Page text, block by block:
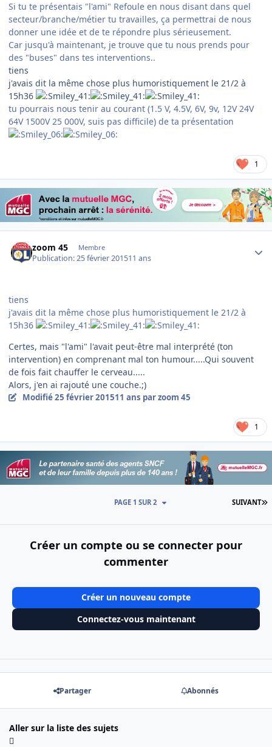
Si tu te présentais "l'ami" Refoule en nous disant dans quel
secteur/branche/métier tu travailles, ça permettrai de nous
donner une idée et de te répondre plus sérieusement.
Car jusqu'à maintenant, je trouve que tu nous prends pour
des "buses" dans tes interventions..
tiens
j'avais dit la même chose plus humoristiquement le 21/2 à
15h36
tu pourrais nous tenir au courant (1.5 V, 4.5V, 6V, 9v, 12V 24V
64V 1500V 25 000V, suis pas difficile) de ta présentation
1
zoom 45 Membre
Publication:25 février 201511 ans
tiens
j'avais dit la même chose plus humoristiquement le 21/2 à
15h36
Certes, mais "l'ami" l'avait peut-être mal interprété (ton
intervention) en comprenant mal ton humour.....Qui souvent
de fois fait chauffer le cerveau.....
Alors, j'en ai rajouté une couche.;)
Modifié25 février 201511 ans par zoom 45
1
SUIVANT
PAGE 1 SUR 2
Créer un compte ou se connecter pour
commenter
Créer un nouveau compte
Connectez-vous maintenant
Partager Abonnés
Aller sur la liste des sujets